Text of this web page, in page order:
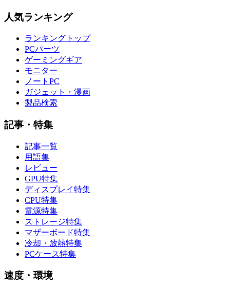
人気ランキング
ランキングトップ
PCパーツ
ゲーミングギア
モニター
ノートPC
ガジェット・漫画
製品検索
記事・特集
記事一覧
用語集
レビュー
GPU特集
ディスプレイ特集
CPU特集
電源特集
ストレージ特集
マザーボード特集
冷却・放熱特集
PCケース特集
速度・環境